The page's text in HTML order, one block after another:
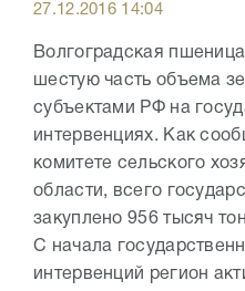
27.12.2016 14:04
Волгоградская
шестую часть объема
субъектами РФ на
интервенциях. Как
комитете сельского
области, всего
закуплено 956 тысяч
С начала
интервенций регион